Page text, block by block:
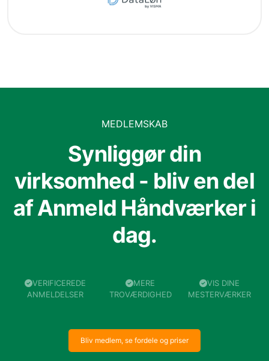
MEDLEMSKAB
Synliggør din
virksomhed - bliv en del
af Anmeld Håndværker i
dag.
VERIFICEREDE
ANMELDELSER
MERE
TROVÆRDIGHED
VIS DINE
MESTERVÆRKER
Bliv medlem, se fordele og priser